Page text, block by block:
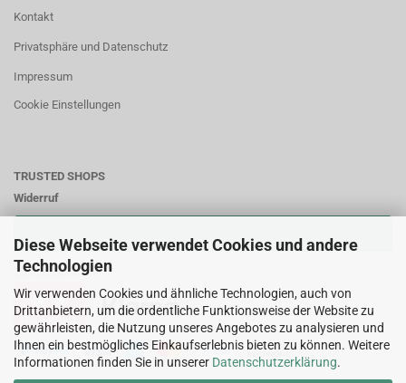
Diese Webseite verwendet Cookies und andere
Technologien
Wir verwenden Cookies und ähnliche Technologien, auch von
Drittanbietern, um die ordentliche Funktionsweise der Website zu
gewährleisten, die Nutzung unseres Angebotes zu analysieren und
Ihnen ein bestmögliches Einkaufserlebnis bieten zu können. Weitere
Informationen finden Sie in unserer Datenschutzerklärung.
Kontakt
Privatsphäre und Datenschutz
Impressum
Cookie Einstellungen
TRUSTED SHOPS
Widerruf
Zahlungsweisen: